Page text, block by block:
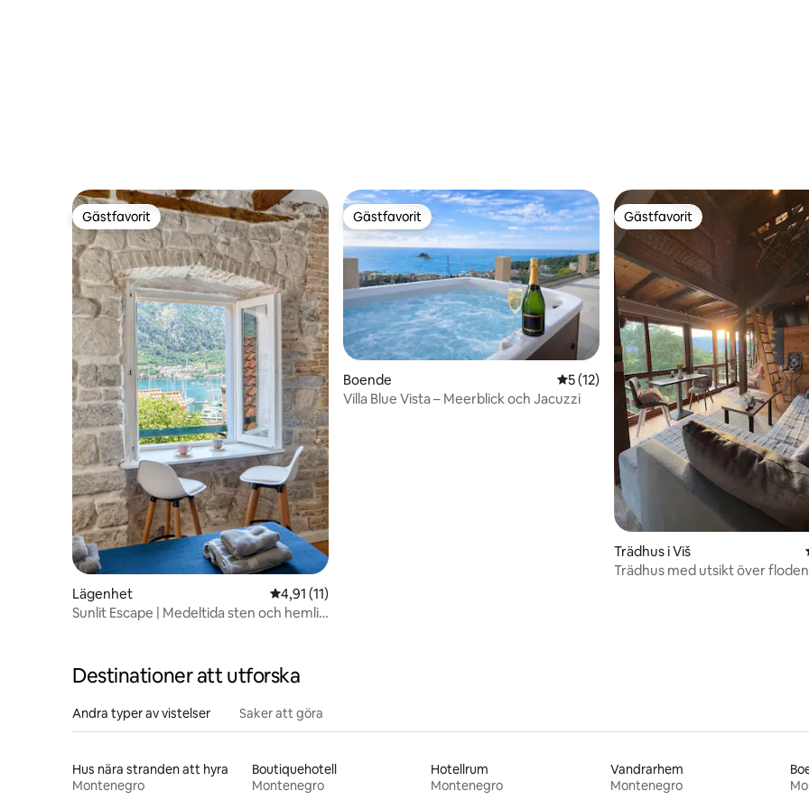
Gästfavorit
Gästfavorit
Lägenhet 4,91 av 5 i genomsnittligt betyg, 11 omdömen
4,91 (11)
Sunlit Escape | Medeltida sten och hemlig
Gästfavorit
Gästfavorit
Boende 5 av 5 i genomsnittligt betyg, 12
5 (12)
Villa Blue Vista – Meerblick och Jacuzzi
Gästfavorit
Gästfavorit
Trädhus i Viš
Trädhus med utsikt över
Destinationer att utforska
Andra typer av vistelser Saker att göra
Hus nära stranden att hyra
Montenegro
Boutiquehotell
Montenegro
Hotellrum
Montenegro
Vandrarhem
Montenegro